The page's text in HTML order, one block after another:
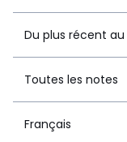
Du plus récent
Toutes les notes
Français